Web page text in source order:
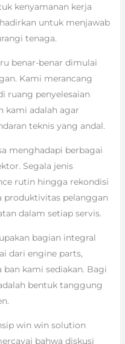
kenyamanan kerja
untuk menjawab
tenaga.
benar-benar dimulai
Kami merancang
ruang penyelesaian
kami adalah agar
teknis yang andal.
menghadapi berbagai
Segala jenis
rutin hingga rekondisi
produktivitas pelanggan
dalam setiap servis.
bagian integral
dari engine parts,
kami sediakan. Bagi
bentuk tanggung
win win solution
bahwa diskusi